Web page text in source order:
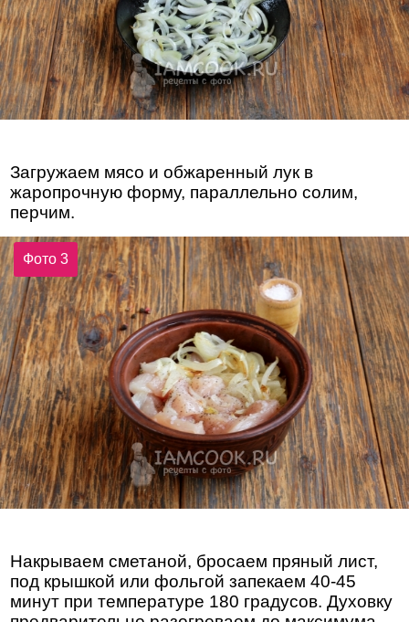
Загружаем мясо и обжаренный лук в
жаропрочную форму, параллельно солим,
перчим.
Фото 3
Накрываем сметаной, бросаем пряный лист,
под крышкой или фольгой запекаем 40-45
минут при температуре 180 градусов. Духовку